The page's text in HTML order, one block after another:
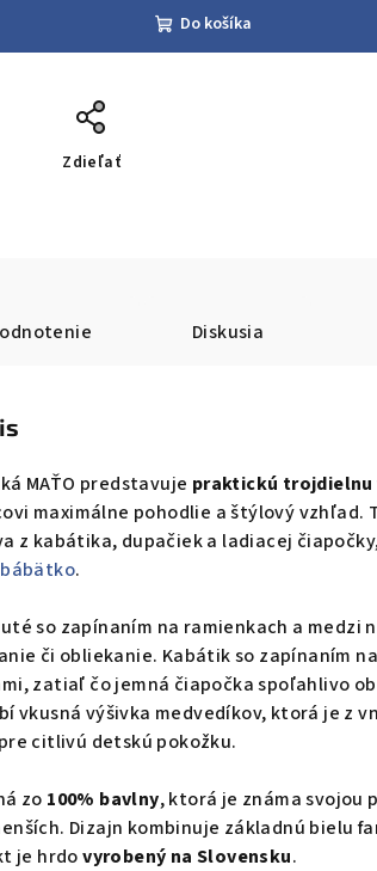
Do košíka
Zdieľať
Diskusia
MAŤO predstavuje praktickú trojdielnu
maximálne pohodlie a štýlový vzhľad.
z kabátika, dupačiek a ladiacej
.
so zapínaním na ramienkach a medzi
či obliekanie. Kabátik so zapínaním
zatiaľ čo jemná čiapočka spoľahlivo
vkusná výšivka medvedíkov, ktorá je z
citlivú detskú pokožku.
zo 100% bavlny, ktorá je známa svojou
Dizajn kombinuje základnú bielu
je hrdovyrobený na Slovensku.